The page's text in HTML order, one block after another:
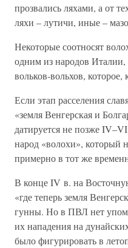
прозвались ляхами, а от
ляхи – лутичи, иные –
Некоторые соотносят
одним из народов
вольков-вольхов, которое,
Если этап расселения
«земля Венгерская и
датируется не позже
народ «волохи», который
примерно в тот же
В конце IV в. на
«где теперь земля
гунны. Но в ПВЛ нет
их нападения на
было фигурировать в